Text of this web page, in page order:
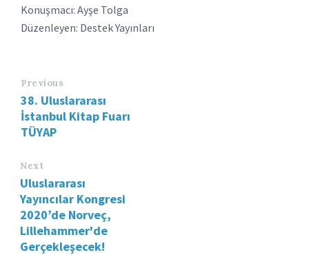
Konuşmacı: Ayşe Tolga
Düzenleyen: Destek Yayınları
Previous
38. Uluslararası
İstanbul Kitap Fuarı
TÜYAP
Next
Uluslararası
Yayıncılar Kongresi
2020’de Norveç,
Lillehammer'de
Gerçekleşecek!